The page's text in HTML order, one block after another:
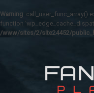
Warning: call_user_func_array()
function
/www/sites/2/site24452/